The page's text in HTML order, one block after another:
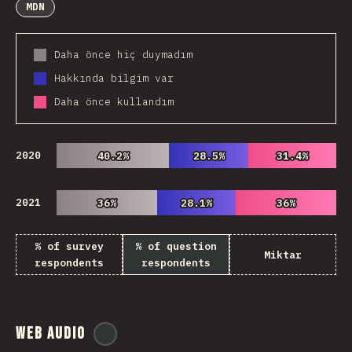
MDN
Daha önce hiç duymadım
Hakkında bilgim var
Daha önce kullandım
2020 40.2%
40.2% 28.5%
28.5% 31.4%
31.4%
2021 36%
36% 28.1%
28.1% 36%
36%
% of survey
respondents
% of question
respondents
Miktar
Web Audio